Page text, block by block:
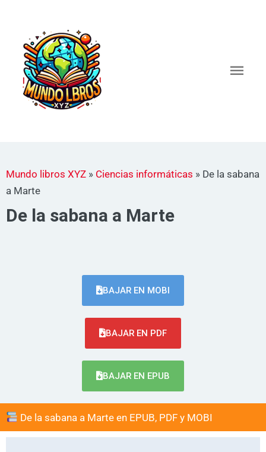
contenido
Mundo libros XYZ » Ciencias informáticas » De la sabana
a Marte
De la sabana a Marte
BAJAR EN MOBI
BAJAR EN PDF
BAJAR EN EPUB
De la sabana a Marte en EPUB, PDF y MOBI